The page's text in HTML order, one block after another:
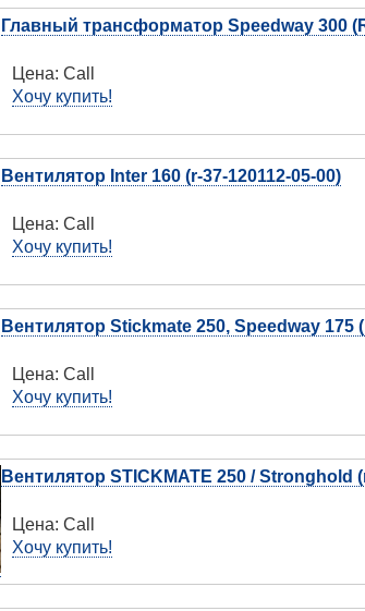
Главный трансформатор Speedway 300
Цена: Call
Хочу купить!
Вентилятор Inter 160 (r-37-120112-05-00)
Цена: Call
Хочу купить!
Вентилятор Stickmate 250, Speedway 175
Цена: Call
Хочу купить!
Вентилятор STICKMATE 250 / Stronghold
Цена: Call
Хочу купить!